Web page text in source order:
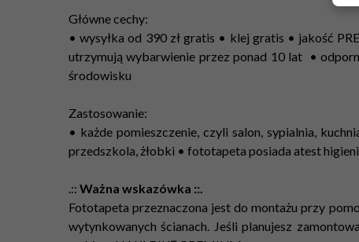
Główne cechy:
• wysyłka od 390 zł gratis • klej gratis • jakość
utrzymują wybarwienie przez ponad 10 lat •
środowisku
Zastosowanie:
• każde pomieszczenie, czyli salon, sypialnia,
przedszkola, żłobki • fototapeta posiada atest
.:: Ważna wskazówka ::.
Fototapeta przeznaczona jest do montażu przy
wytynkowanych ścianach. Jeśli planujesz